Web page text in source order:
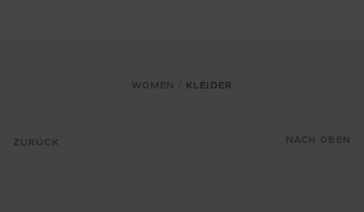
ZURÜCK
WOMEN KLEIDER
NACH OBEN